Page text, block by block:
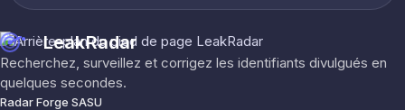
LeakRadar
Recherchez, surveillez et corrigez les identifiants divulgués en
quelques secondes.
Radar Forge SASU